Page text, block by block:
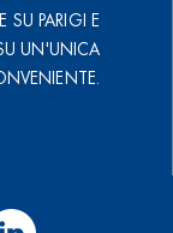
PARIGI E
UN'UNICA